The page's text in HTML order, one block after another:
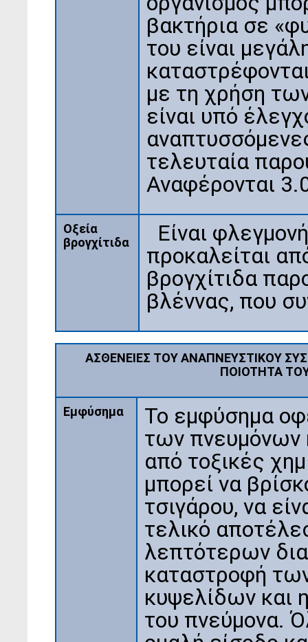
βακτήρια σε
του είναι
με τη χρήση
είναι υπό
τελευταία
Αναφέρονται
Οξεία
βρογχίτιδα
Είναι
προκαλείται
βρογχίτιδα
βλέννας, που
ΑΣΘΕΝΕΙΕΣ ΤΟΥ ΑΝΑΠΝΕΥΣΤΙΚΟΥ
ΠOIOTHTA
Εμφύσημα
Το εμφύσημα
των πνευμόνων
από τοξικές
μπορεί να
τσιγάρου, να
τελικό
λεπτότερων
καταστροφή
κυψελίδων και
του πνεύμονα.